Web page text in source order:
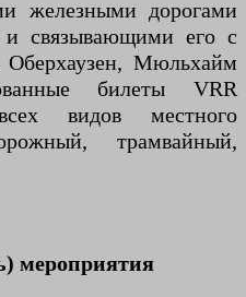
железными дорогами
и связывающими его с
Оберхаузен, Мюльхайм
билеты VRR
видов местного
трамвайный,
мероприятия